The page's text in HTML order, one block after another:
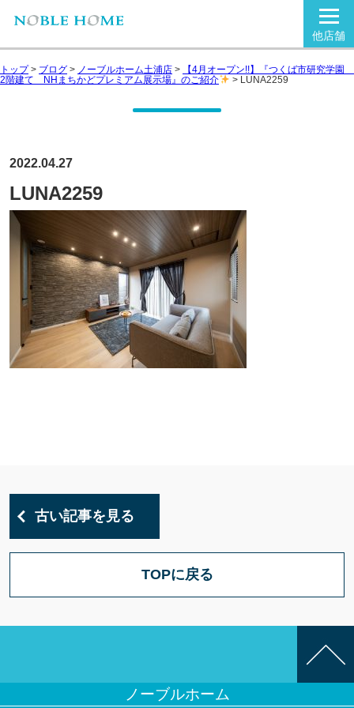
他店舗
トップ> ブログ > ノーブルホーム土浦店 >
【4月オープン!!】『つくば市研究学園
2階建て NHまちかどプレミアム展示場』のご紹介
> LUNA2259
2022.04.27
LUNA2259
古い記事を見る
TOPに戻る
ノーブルホーム